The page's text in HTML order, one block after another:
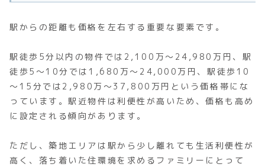
駅からの距離も価格を左右する重要な要素です。
駅徒歩5分以内の物件では2,100万～24,980万円、駅
徒歩5～10分では1,680万～24,000万円、駅徒歩10
～15分では2,980万～37,800万円という価格帯にな
っています。駅近物件は利便性が高いため、価格も高め
に設定される傾向があります。
ただし、築地エリアは駅から少し離れても生活利便性が
高く、落ち着いた住環境を求めるファミリーにとって